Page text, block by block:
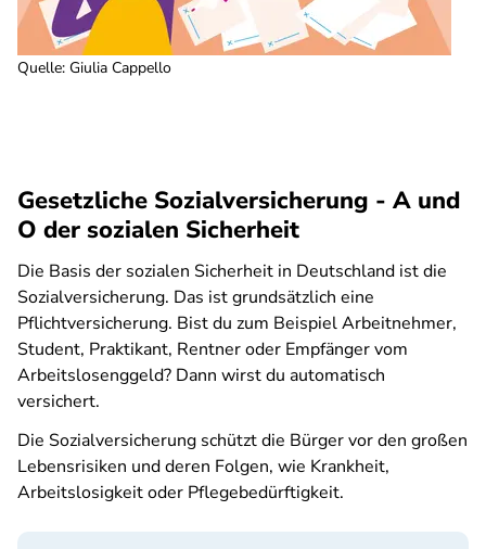
Quelle: Giulia Cappello
Gesetzliche Sozialversicherung - A und
O der sozialen Sicherheit
Die Basis der sozialen Sicherheit in Deutschland ist die
Sozialversicherung. Das ist grundsätzlich eine
Pflichtversicherung. Bist du zum Beispiel Arbeitnehmer,
Student, Praktikant, Rentner oder Empfänger vom
Arbeitslosenggeld? Dann wirst du automatisch
versichert.
Die Sozialversicherung schützt die Bürger vor den großen
Lebensrisiken und deren Folgen, wie Krankheit,
Arbeitslosigkeit oder Pflegebedürftigkeit.